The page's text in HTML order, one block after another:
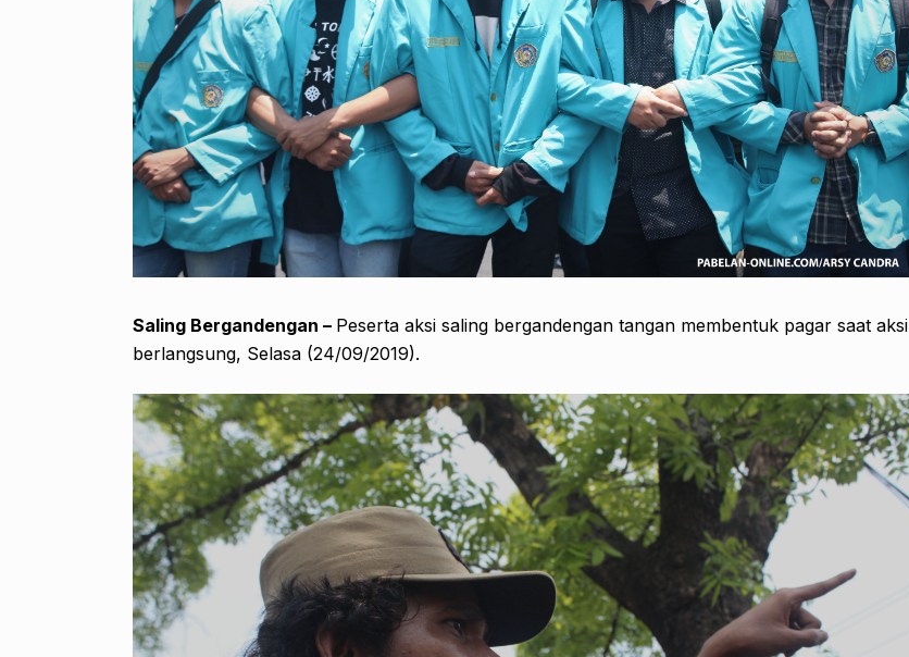
Saling Bergandengan – Peserta aksi saling bergandengan tangan membentuk pagar saat aksi
berlangsung, Selasa (24/09/2019).